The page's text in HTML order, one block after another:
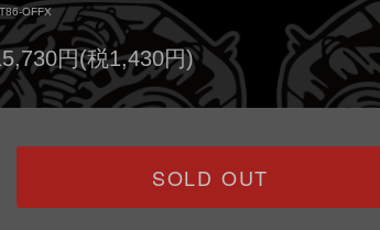
OFFX
円(税1,430円)
SOLD OUT